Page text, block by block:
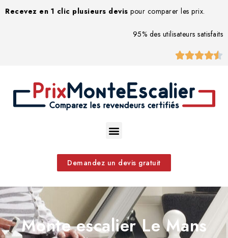
Recevez en 1 clic plusieurs devis pour comparer les prix.
95% des utilisateurs satisfaits

Demandez un devis gratuit
Monte escalier Le Mans